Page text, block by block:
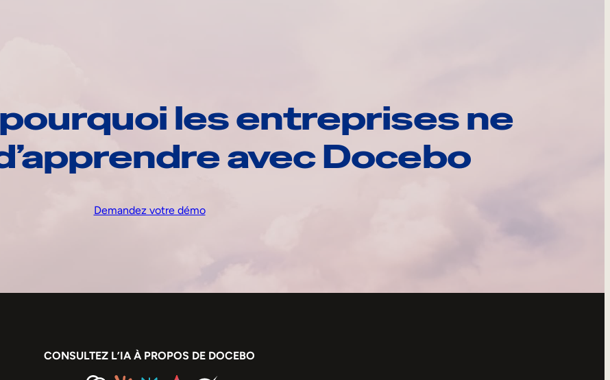
les entreprises ne
avec Docebo
Demandez votre démo
CONSULTEZ L’IA À PROPOS DE DOCEBO